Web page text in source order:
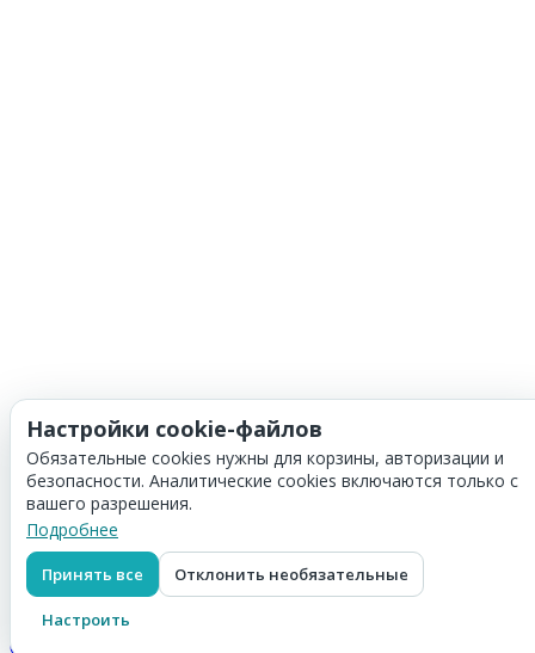
Корзина
Скидка: 0₽
Итого: 0₽
Оформить заказ
Настройки cookie-файлов
Обязательные cookies нужны для корзины, авторизации и
безопасности. Аналитические cookies включаются только с
вашего разрешения.
Подробнее
Принять все Отклонить необязательные
Настроить